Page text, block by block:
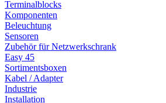
Terminalblocks
Komponenten
Beleuchtung
Sensoren
Zubehör für Netzwerkschrank
Easy 45
Sortimentsboxen
Kabel / Adapter
Industrie
Installation